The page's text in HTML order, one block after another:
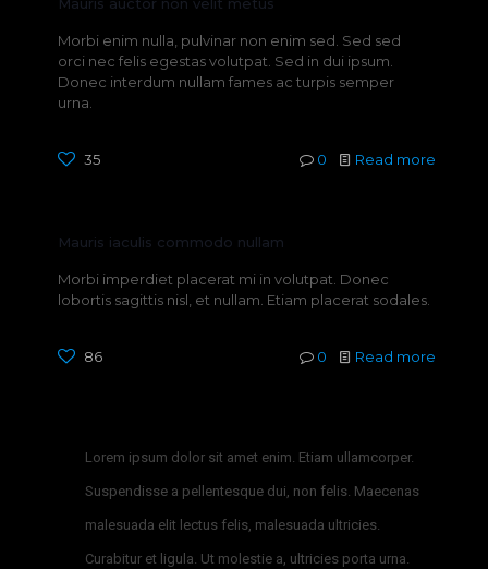
Morbi enim nulla, pulvinar non enim sed. Sed sed
orci nec felis egestas volutpat. Sed in dui ipsum.
Donec interdum nullam fames ac turpis semper
urna.
35 0 Read more
Mauris iaculis commodo nullam
Morbi imperdiet placerat mi in volutpat. Donec
lobortis sagittis nisl, et nullam. Etiam placerat sodales.
86 0 Read more
Lorem ipsum dolor sit amet enim. Etiam ullamcorper.
Suspendisse a pellentesque dui, non felis. Maecenas
malesuada elit lectus felis, malesuada ultricies.
Curabitur et ligula. Ut molestie a, ultricies porta urna.